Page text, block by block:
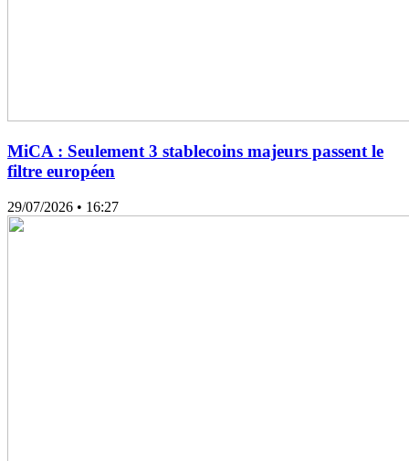
MiCA : Seulement 3 stablecoins majeurs passent le
filtre européen
29/07/2026 • 16:27